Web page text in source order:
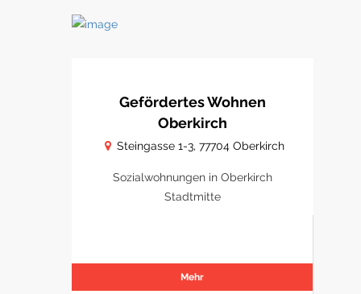
Gefördertes Wohnen
Oberkirch
Steingasse 1-3, 77704 Oberkirch
Sozialwohnungen in Oberkirch
Stadtmitte
Mehr